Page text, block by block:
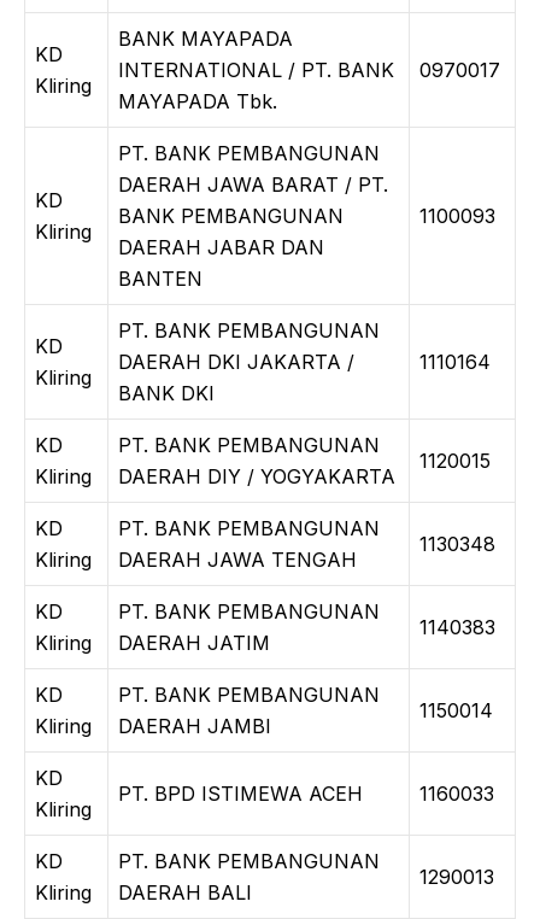
KD
Kliring
BANK MAYAPADA
INTERNATIONAL / PT. BANK
MAYAPADA Tbk.
0970017
KD
Kliring
PT. BANK PEMBANGUNAN
DAERAH JAWA BARAT / PT.
BANK PEMBANGUNAN
DAERAH JABAR DAN
BANTEN
1100093
KD
Kliring
PT. BANK PEMBANGUNAN
DAERAH DKI JAKARTA /
BANK DKI
1110164
KD
Kliring
PT. BANK PEMBANGUNAN
DAERAH DIY / YOGYAKARTA
1120015
KD
Kliring
PT. BANK PEMBANGUNAN
DAERAH JAWA TENGAH
1130348
KD
Kliring
PT. BANK PEMBANGUNAN
DAERAH JATIM
1140383
KD
Kliring
PT. BANK PEMBANGUNAN
DAERAH JAMBI
1150014
KD
Kliring
PT. BPD ISTIMEWA ACEH 1160033
KD
Kliring
PT. BANK PEMBANGUNAN
DAERAH BALI
1290013